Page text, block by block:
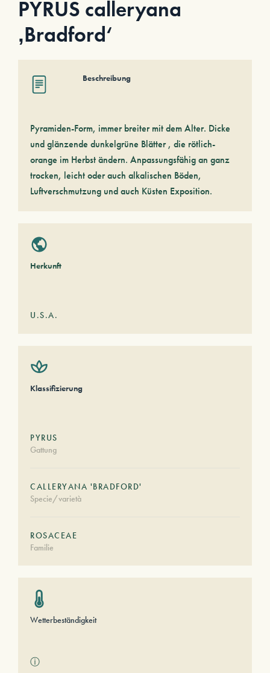
PYRUS calleryana
‚Bradford‘
Beschreibung
Pyramiden-Form, immer breiter mit dem Alter. Dicke
und glänzende dunkelgrüne Blätter , die rötlich-
orange im Herbst ändern. Anpassungsfähig an ganz
trocken, leicht oder auch alkalischen Böden,
Luftverschmutzung und auch Küsten Exposition.
Herkunft
U.S.A.
Klassifizierung
PYRUS
Gattung
CALLERYANA 'BRADFORD'
Specie/varietà
ROSACEAE
Familie
Wetterbeständigkeit
ⓘ